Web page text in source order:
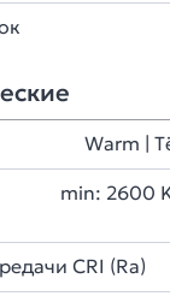
Warm |
min: 2600
CRI (Ra)